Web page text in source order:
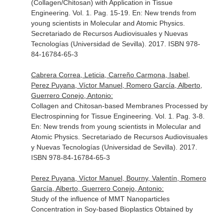
(Collagen/Chitosan) with Application in Tissue
Engineering. Vol. 1. Pag. 15-19. En: New trends from
young scientists in Molecular and Atomic Physics.
Secretariado de Recursos Audiovisuales y Nuevas
Tecnologías (Universidad de Sevilla). 2017. ISBN 978-
84-16784-65-3
Cabrera Correa, Leticia, Carreño Carmona, Isabel,
Perez Puyana, Víctor Manuel, Romero García, Alberto,
Guerrero Conejo, Antonio:
Collagen and Chitosan-based Membranes Processed by
Electrospinning for Tissue Engineering. Vol. 1. Pag. 3-8.
En: New trends from young scientists in Molecular and
Atomic Physics. Secretariado de Recursos Audiovisuales
y Nuevas Tecnologías (Universidad de Sevilla). 2017.
ISBN 978-84-16784-65-3
Perez Puyana, Víctor Manuel, Bourny, Valentín, Romero
García, Alberto, Guerrero Conejo, Antonio:
Study of the influence of MMT Nanoparticles
Concentration in Soy-based Bioplastics Obtained by